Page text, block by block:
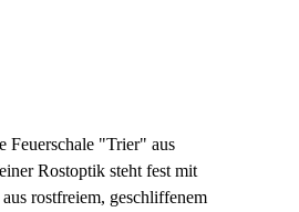
Feuerschale "Trier" aus
Rostoptik steht fest mit
rostfreiem, geschliffenem